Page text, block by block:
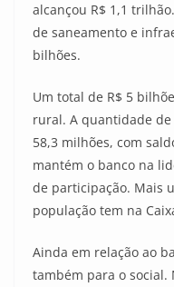
alcançou R$ 1,1
de saneamento e
bilhões.
Um total de R$ 5
rural. A quantidade
58,3 milhões, com
mantém o banco na
de participação. Mais
população tem na
Ainda em relação ao
também para o social.